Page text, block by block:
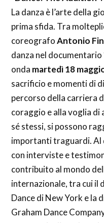
La danza è l’arte della
prima sfida. Tra
coreografoAntonio
danza nel documentario
onda martedì 18
sacrificio e momenti di
percorso della carriera
coraggio e alla voglia di
sé stessi, si possono
importanti traguardi. Al
con interviste e
contribuito al mondo
internazionale, tra cui il
Dance di New York e la
Graham Dance